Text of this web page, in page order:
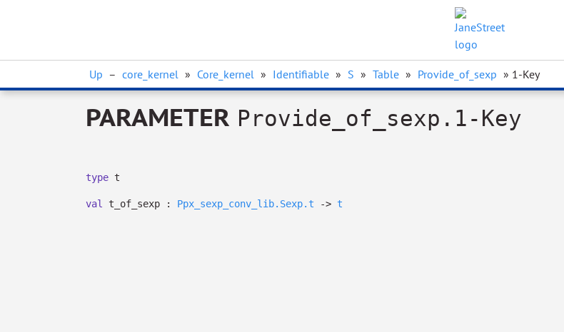
Up – core_kernel » Core_kernel » Identifiable » S » Table » Provide_of_sexp » 1-Key
PARAMETER Provide_of_sexp.1-Key
type t
val t_of_sexp : Ppx_sexp_conv_lib.Sexp.t -> t